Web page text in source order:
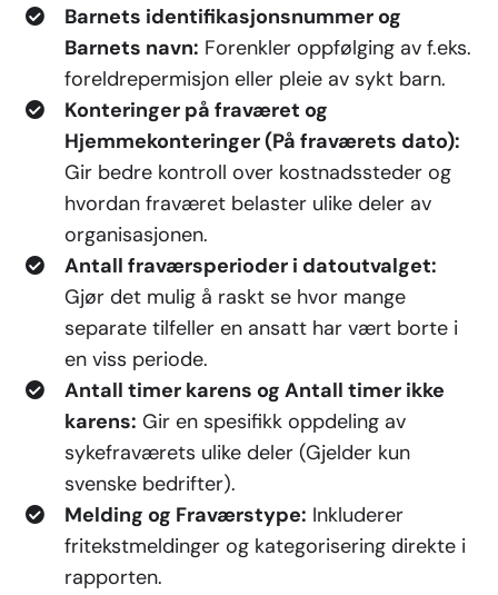
Barnets identifikasjonsnummer og
Barnets navn: Forenkler oppfølging av f.eks.
foreldrepermisjon eller pleie av sykt barn.
Konteringer på fraværet og
Hjemmekonteringer (På fraværets dato):
Gir bedre kontroll over kostnadssteder og
hvordan fraværet belaster ulike deler av
organisasjonen.
Antall fraværsperioder i datoutvalget:
Gjør det mulig å raskt se hvor mange
separate tilfeller en ansatt har vært borte i
en viss periode.
Antall timer karens og Antall timer ikke
karens: Gir en spesifikk oppdeling av
sykefraværets ulike deler (Gjelder kun
svenske bedrifter).
Melding og Fraværstype: Inkluderer
fritekstmeldinger og kategorisering direkte i
rapporten.